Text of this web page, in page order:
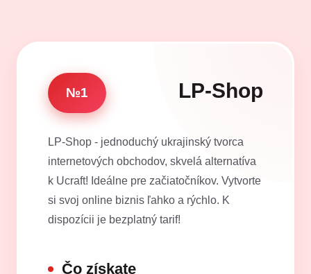
№1 LP-Shop
LP-Shop - jednoduchý ukrajinský tvorca
internetových obchodov, skvelá alternatíva
k Ucraft! Ideálne pre začiatočníkov. Vytvorte
si svoj online biznis ľahko a rýchlo. K
dispozícii je bezplatný tarif!
Čo získate